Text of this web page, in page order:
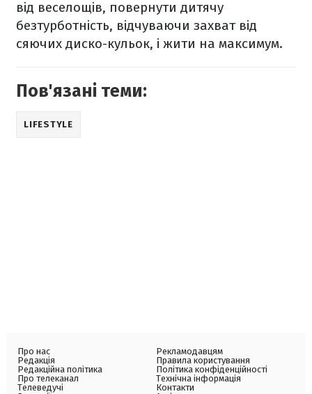
від веселощів, повернути дитячу
безтурботність, відчуваючи захват від
сяючих диско-кульок, і жити на максимум.
Пов'язані теми:
LIFESTYLE
Про нас
Редакція
Редакційна політика
Про телеканал
Телеведучі
Рекламодавцям
Правила користування
Політика конфіденційності
Технічна інформація
Контакти